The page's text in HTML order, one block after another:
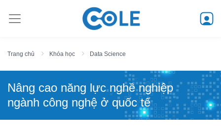
Trang chủ Khóa học Data Science
Nâng cao năng lực nghề nghiệp
ngành công nghệ ở quốc tế